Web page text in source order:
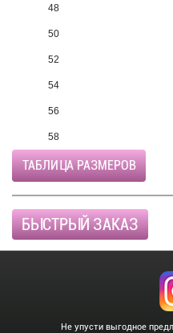
48
50
52
54
56
58
ТАБЛИЦА РАЗМЕРОВ
БЫСТРЫЙ ЗАКАЗ
Не упусти выгодное